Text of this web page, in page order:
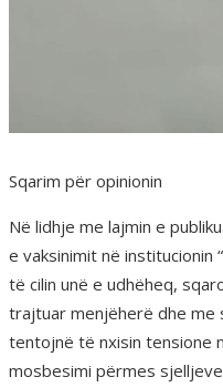
Sqarim për opinionin
Në lidhje me lajmin e
e vaksinimit në institucionin
të cilin unë e udhëheq,
trajtuar menjëherë dhe me
tentojnë të nxisin tensione
mosbesimi përmes